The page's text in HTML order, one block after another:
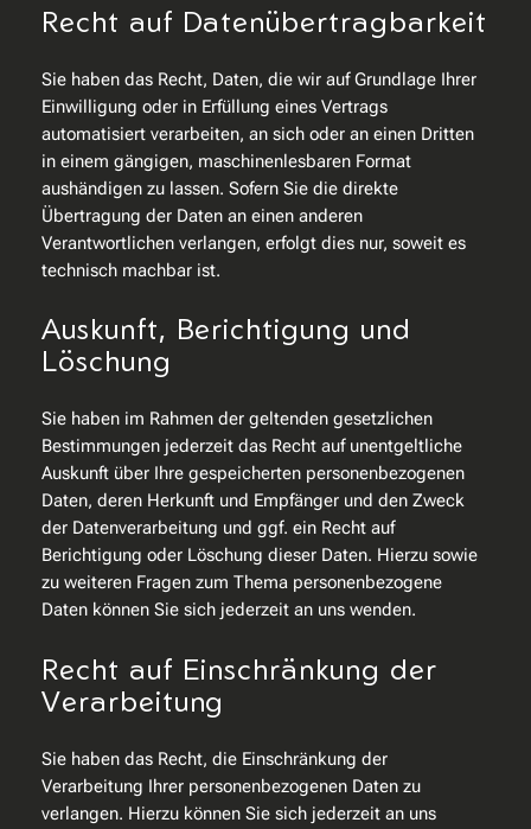
Recht auf Daten­übertrag­barkeit
Sie haben das Recht, Daten, die wir auf Grundlage Ihrer
Einwilligung oder in Erfüllung eines Vertrags
automatisiert verarbeiten, an sich oder an einen Dritten
in einem gängigen, maschinenlesbaren Format
aushändigen zu lassen. Sofern Sie die direkte
Übertragung der Daten an einen anderen
Verantwortlichen verlangen, erfolgt dies nur, soweit es
technisch machbar ist.
Auskunft, Berichtigung und
Löschung
Sie haben im Rahmen der geltenden gesetzlichen
Bestimmungen jederzeit das Recht auf unentgeltliche
Auskunft über Ihre gespeicherten personenbezogenen
Daten, deren Herkunft und Empfänger und den Zweck
der Datenverarbeitung und ggf. ein Recht auf
Berichtigung oder Löschung dieser Daten. Hierzu sowie
zu weiteren Fragen zum Thema personenbezogene
Daten können Sie sich jederzeit an uns wenden.
Recht auf Einschränkung der
Verarbeitung
Sie haben das Recht, die Einschränkung der
Verarbeitung Ihrer personenbezogenen Daten zu
verlangen. Hierzu können Sie sich jederzeit an uns